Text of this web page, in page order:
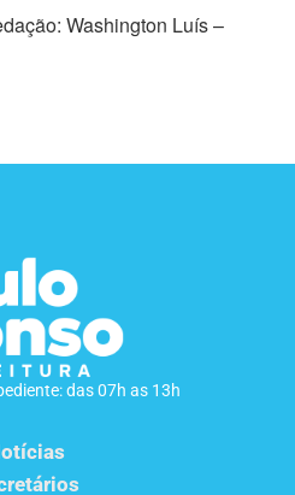
Washington Luís –
das 07h as 13h